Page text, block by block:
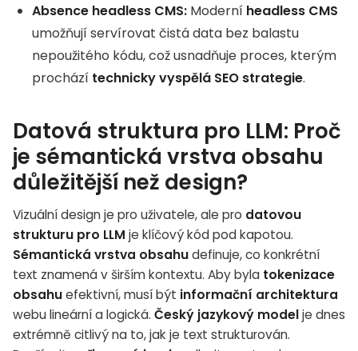
Absence headless CMS: Moderní headless CMS
umožňují servírovat čistá data bez balastu
nepoužitého kódu, což usnadňuje proces, kterým
prochází technicky vyspělá SEO strategie.
Datová struktura pro LLM: Proč
je sémantická vrstva obsahu
důležitější než design?
Vizuální design je pro uživatele, ale pro datovou
strukturu pro LLM je klíčový kód pod kapotou.
Sémantická vrstva obsahudefinuje, co konkrétní
text znamená v širším kontextu. Aby byla tokenizace
obsahuefektivní, musí být informační architektura
webu lineární a logická. Český jazykový modelje dnes
extrémně citlivý na to, jak je text strukturován.